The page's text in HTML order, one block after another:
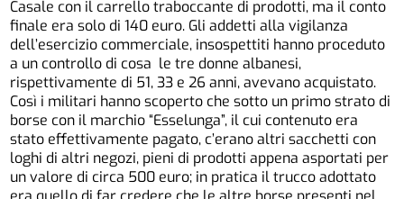
Casale con il carrello traboccante di prodotti, ma il conto
finale era solo di 140 euro. Gli addetti alla vigilanza
dell’esercizio commerciale, insospettiti hanno proceduto
a un controllo di cosa le tre donne albanesi,
rispettivamente di 51, 33 e 26 anni, avevano acquistato.
Così i militari hanno scoperto che sotto un primo strato di
borse con il marchio “Esselunga”, il cui contenuto era
stato effettivamente pagato, c’erano altri sacchetti con
loghi di altri negozi, pieni di prodotti appena asportati per
un valore di circa 500 euro; in pratica il trucco adottato